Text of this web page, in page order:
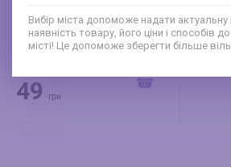
Вибір міста допоможе надати
наявність товару, його ціни і способів
місті! Це допоможе зберегти більше
Трапеція
230*230*270 мм (для
49 грн